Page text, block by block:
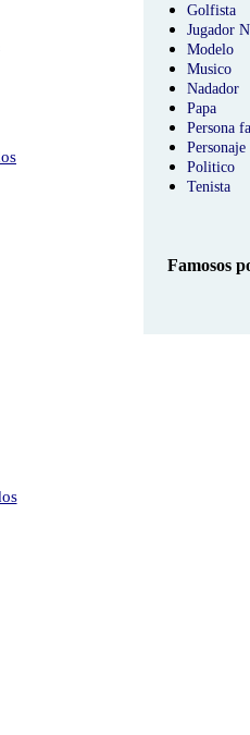
Golfista
Jugador
Modelo
Musico
Nadador
Papa
Persona
Politico
Tenista
Famosos